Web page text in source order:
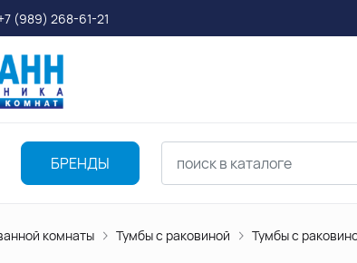
(989) 268-61-21
БРЕНДЫ
комнаты Тумбы с раковиной Тумбы с